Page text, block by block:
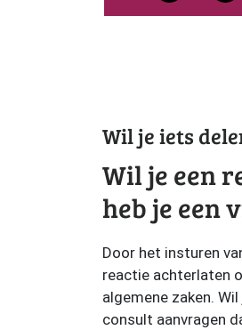
Wil je iets
Wil je een
heb je een
Door het insturen
reactie achterlaten
algemene zaken.
consult aanvragen